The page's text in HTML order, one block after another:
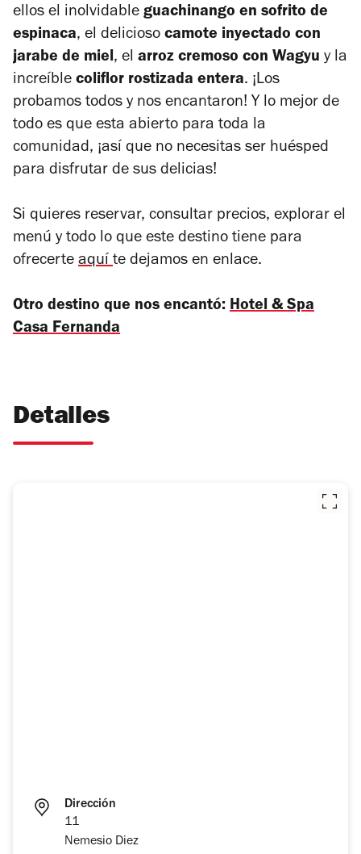
ellos el inolvidable guachinango en sofrito de
espinaca, el delicioso camote inyectado con
jarabe de miel, el arroz cremoso con Wagyu y la
increíble coliflor rostizada entera. ¡Los
probamos todos y nos encantaron! Y lo mejor de
todo es que esta abierto para toda la
comunidad, ¡así que no necesitas ser huésped
para disfrutar de sus delicias!
Si quieres reservar, consultar precios, explorar el
menú y todo lo que este destino tiene para
ofrecerte aquíte dejamos en enlace.
Otro destino que nos encantó: Hotel & Spa
Casa Fernanda
Detalles
Dirección
11
Nemesio Diez